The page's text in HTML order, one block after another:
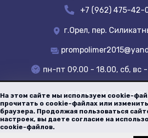
+7 (962) 475-42-
г.Орел, пер.
пн-пт 09.00 - 18.00, сб, вс
ИП Потапов Д.А., 2016- 2026
Политика по обработке
Все права защищены
Цены указанные на сайте не являются
На этом сайте мы используем cookie-
прочитать о cookie-файлах или
браузера. Продолжая пользоваться
настроек, вы даете согласие на
cookie-файлов.